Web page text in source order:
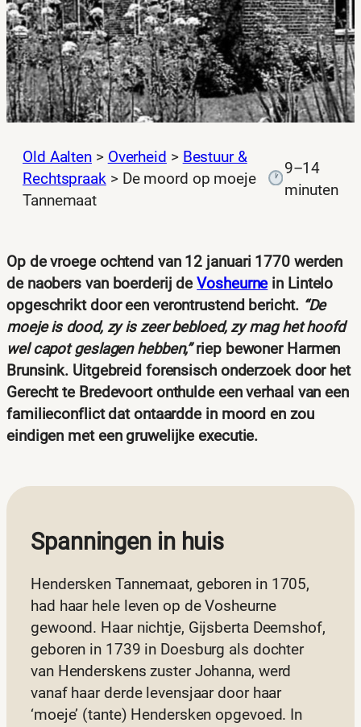
Old Aalten > Overheid > Bestuur &
Rechtspraak> De moord op moeje
Tannemaat
9–14
minuten
Op de vroege ochtend van 12 januari 1770 werden
de naobers van boerderij deVosheurnein Lintelo
opgeschrikt door een verontrustend bericht. “De
moeje is dood, zy is zeer bebloed, zy mag het hoofd
wel capot geslagen hebben,”riep bewoner Harmen
Brunsink. Uitgebreid forensisch onderzoek door het
Gerecht te Bredevoort onthulde een verhaal van een
familieconflict dat ontaardde in moord en zou
eindigen met een gruwelijke executie.
Spanningen in huis
Hendersken Tannemaat, geboren in 1705,
had haar hele leven op de Vosheurne
gewoond. Haar nichtje, Gijsberta Deemshof,
geboren in 1739 in Doesburg als dochter
van Henderskens zuster Johanna, werd
vanaf haar derde levensjaar door haar
‘moeje’ (tante) Hendersken opgevoed. In